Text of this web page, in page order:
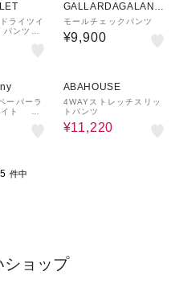
ライツイ
ンツ［N
GALLARDAGALANT
E
モールチェックパンツ
¥9,900
イト ス
ABAHOUSE
4WAYストレッチスリッ
トパンツ
¥11,220
件中
ショップ